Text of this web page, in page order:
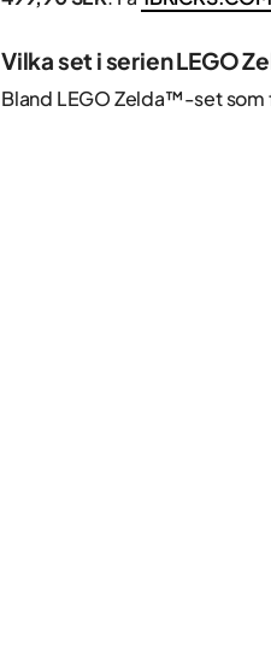
Vilka set i serien LEGO
Bland LEGO Zelda™-set som